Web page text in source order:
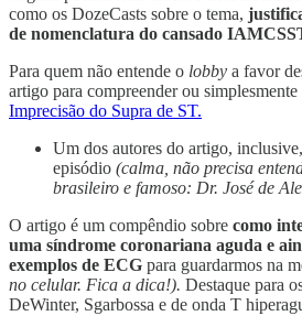
como os DozeCasts sobre o tema,
de nomenclatura do cansado
Para quem não entende o lobby a favor
artigo para compreender ou
Imprecisão do Supra de ST.
Um dos autores do artigo,
episódio (calma, não precisa
brasileiro e famoso: Dr. José de
O artigo é um compêndio sobre como
uma síndrome coronariana aguda e
exemplos de ECG para guardarmos na
no celular. Fica a dica!). Destaque para
DeWinter, Sgarbossa e de onda T